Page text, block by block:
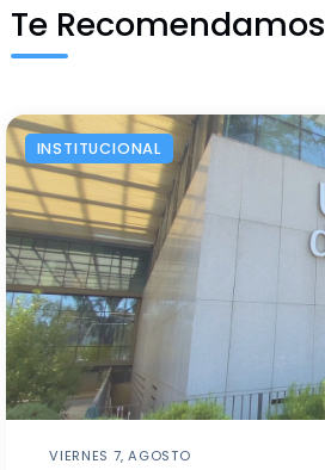
Te Recomendamos
INSTITUCIONAL
VIERNES 7, AGOSTO